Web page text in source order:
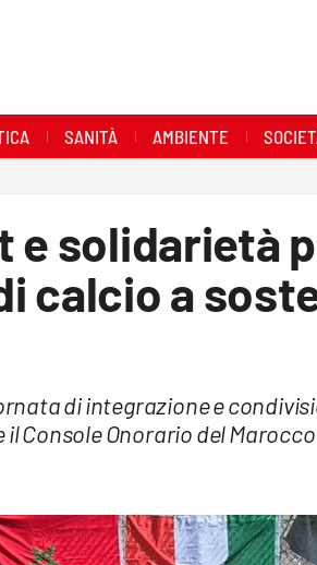
SANITÀ AMBIENTE
e solidarietà
calcio a
di integrazione e
Console Onorario del